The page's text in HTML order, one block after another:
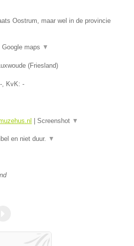
Oostrum, maar wel in de provincie
Google maps ▼
(Friesland)
-, KvK: -
Screenshot ▼
en niet duur. ▼